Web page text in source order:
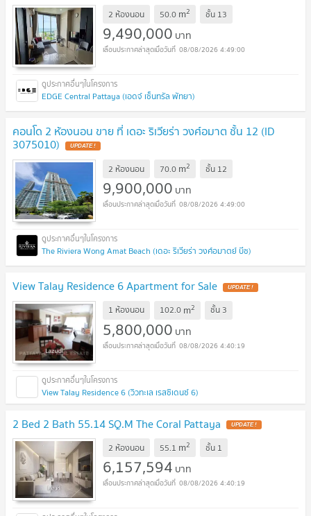
2 ห้องนอน 50.0 m2 ชั้น 13
9,490,000 บาท
08/08/2026 4:49:00
EDGE Central Pattaya (เอดจ์ เซ็นทรัล พัทยา)
คอนโด 2 ห้องนอน ขาย ที่ เดอะ ริเวียร่า วงศ์อมาต ชั้น 12 (ID
3075010) UPDATE !
2 ห้องนอน 70.0 m2 ชั้น 12
9,900,000 บาท
08/08/2026 4:49:00
The Riviera Wong Amat Beach (เดอะ ริเวียร่า วงศ์อมาตย์ บีช)
View Talay Residence 6 Apartment for Sale UPDATE !
1 ห้องนอน 102.0 m2 ชั้น 3
5,800,000 บาท
08/08/2026 4:40:19
View Talay Residence 6 (วิวทะเล เรสซิเดนซ์ 6)
2 Bed 2 Bath 55.14 SQ.M The Coral Pattaya UPDATE !
2 ห้องนอน 55.1 m2 ชั้น 1
6,157,594 บาท
08/08/2026 4:40:19